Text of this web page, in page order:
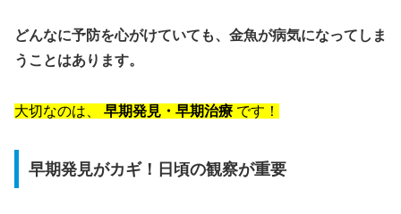
どんなに予防を心がけていても、金魚が病気になってしま
うことはあります。
大切なのは、 早期発見・早期治療 です！
早期発見がカギ！日頃の観察が重要